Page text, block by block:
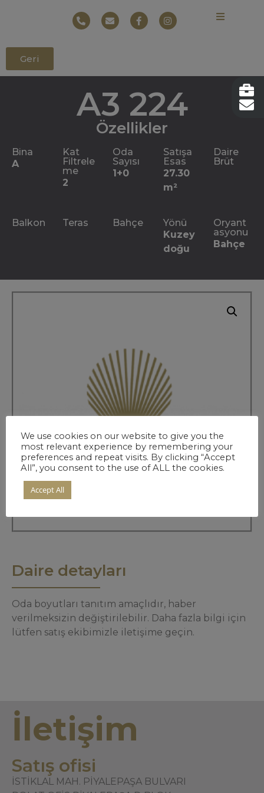
Geri
A3 224
Özellikler
Bina
A
Kat
Filtrele
me
2
Oda
Sayısı
1+0
Satışa
Esas
27.30
m²
Daire
Brüt
Balkon Teras Bahçe
Yönü
Kuzey
doğu
Oryant
asyonu
Bahçe
Daire detayları
Oda boyutları tanıtım amaçlıdır, haber
verilmeksizin değiştirilebilir. Daha fazla bilgi için
lütfen satış ekibimizle iletişime geçin.
İletişim
Satış ofisi
İSTİKLAL MAH. PİYALEPAŞA BULVARI
We use cookies on our website to give you the
most relevant experience by remembering your
preferences and repeat visits. By clicking “Accept
All”, you consent to the use of ALL the cookies.
Accept All